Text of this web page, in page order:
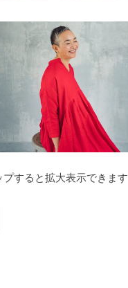
すると拡大表示できます